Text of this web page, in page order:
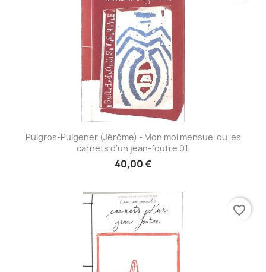
Puigros-Puigener (Jérôme) - Mon moi mensuel ou les
carnets d'un jean-foutre 01.
40,00 €
favorite_border